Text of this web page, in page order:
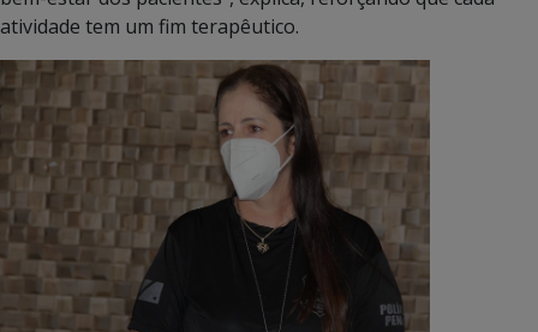
atividade tem um fim terapêutico.